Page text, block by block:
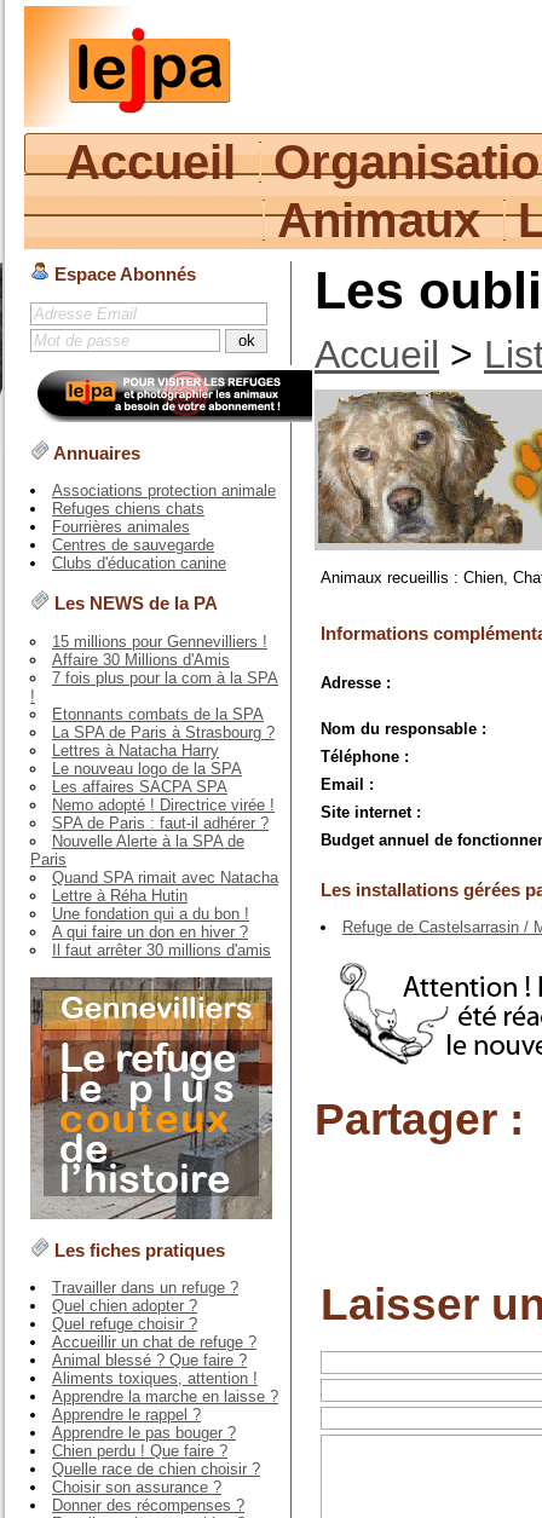
Accueil
Animaux
Espace Abonnés
Annuaires
Associations protection animale
Refuges chiens chats
Fourrières animales
Centres de sauvegarde
Clubs d'éducation canine
Les NEWS de la PA
15 millions pour Gennevilliers !
Affaire 30 Millions d'Amis
7 fois plus pour la com à la SPA
!
Etonnants combats de la SPA
La SPA de Paris à Strasbourg ?
Lettres à Natacha Harry
Le nouveau logo de la SPA
Les affaires SACPA SPA
Nemo adopté ! Directrice virée !
SPA de Paris : faut-il adhérer ?
Nouvelle Alerte à la SPA de
Paris
Quand SPA rimait avec Natacha
Lettre à Réha Hutin
Une fondation qui a du bon !
A qui faire un don en hiver ?
Il faut arrêter 30 millions d'amis
Les fiches pratiques
Travailler dans un refuge ?
Quel chien adopter ?
Quel refuge choisir ?
Accueillir un chat de refuge ?
Animal blessé ? Que faire ?
Aliments toxiques, attention !
Apprendre la marche en laisse ?
Apprendre le rappel ?
Apprendre le pas bouger ?
Chien perdu ! Que faire ?
Quelle race de chien choisir ?
Choisir son assurance ?
Donner des récompenses ?
Les
Accueil >
Animaux recueillis : Chien,
Informations
Adresse :
Nom du responsable :
Téléphone :
Email :
Site internet :
Budget annuel de
Les installations gérées
Refuge de Castelsarrasin /
Partager :
Laisser